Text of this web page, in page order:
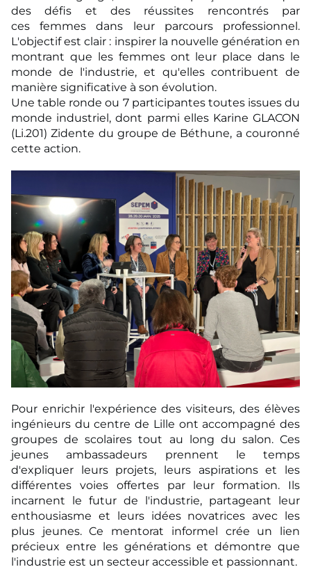
des défis et des réussites rencontrés par
ces femmes dans leur parcours professionnel.
L'objectif est clair : inspirer la nouvelle génération en
montrant que les femmes ont leur place dans le
monde de l'industrie, et qu'elles contribuent de
manière significative à son évolution.
Une table ronde ou 7 participantes toutes issues du
monde industriel, dont parmi elles Karine GLACON
(Li.201) Zidente du groupe de Béthune, a couronné
cette action.
Pour enrichir l'expérience des visiteurs, des élèves
ingénieurs du centre de Lille ont accompagné des
groupes de scolaires tout au long du salon. Ces
jeunes ambassadeurs prennent le temps
d'expliquer leurs projets, leurs aspirations et les
différentes voies offertes par leur formation. Ils
incarnent le futur de l'industrie, partageant leur
enthousiasme et leurs idées novatrices avec les
plus jeunes. Ce mentorat informel crée un lien
précieux entre les générations et démontre que
l'industrie est un secteur accessible et passionnant.